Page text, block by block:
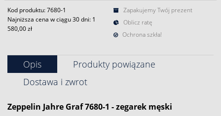
Kod produktu: 7680-1
Najniższa cena w ciągu 30 dni: 1
580,00 zł
Zapakujemy Twój prezent
Oblicz ratę
Ochrona szkła!
Opis
Produkty powiązane
Dostawa i zwrot
Zeppelin Jahre Graf 7680-1 - zegarek męski